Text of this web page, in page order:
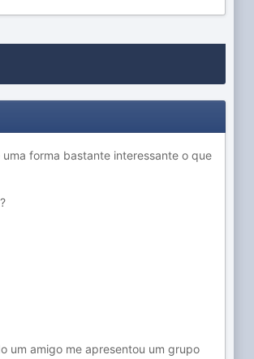
forma bastante interessante o que
um amigo me apresentou um grupo